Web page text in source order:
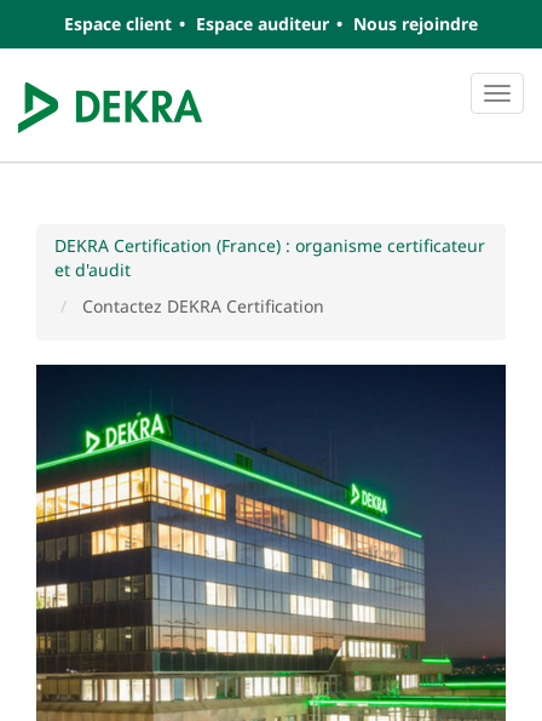
Espace client Espace auditeur Nous rejoindre
DEKRA Certification (France) : organisme certificateur
et d'audit
Contactez DEKRA Certification